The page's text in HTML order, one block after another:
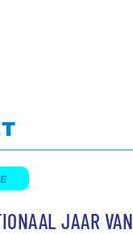
JAAR VAN